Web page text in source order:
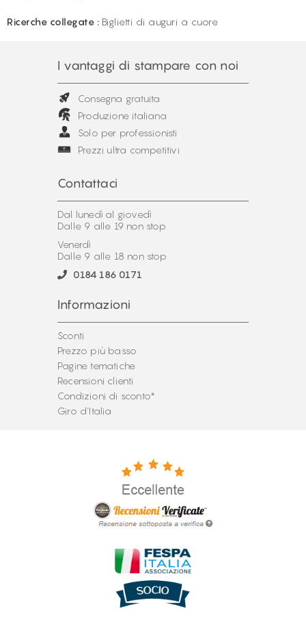
Ricerche collegate : Biglietti di auguri a cuore
I vantaggi di stampare con noi
Consegna gratuita
Produzione italiana
Solo per professionisti
Prezzi ultra competitivi
Contattaci
Dal lunedì al giovedì
Dalle 9 alle 19 non stop
Venerdì
Dalle 9 alle 18 non stop
0184 186 0171
Informazioni
Sconti
Prezzo più basso
Pagine tematiche
Recensioni clienti
Condizioni di sconto*
Giro d'Italia